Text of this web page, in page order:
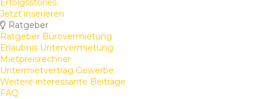
Erfolgsstories
Jetzt inserieren
Ratgeber
Ratgeber Bürovermietung
Erlaubnis Untervermietung
Mietpreisrechner
Untermietvertrag Gewerbe
Weitere interessante Beiträge
FAQ